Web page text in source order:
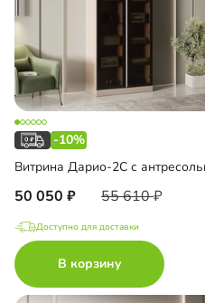
-10%
Витрина Дарио-2С с
50 050 55 610
Доступно для доставки
В корзину